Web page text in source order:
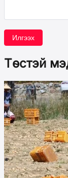
Илгээх
Төстэй